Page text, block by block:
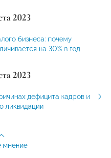
2023
бизнеса: почему
на 30% в год
2023
дефицита кадров и
ликвидации
мнение